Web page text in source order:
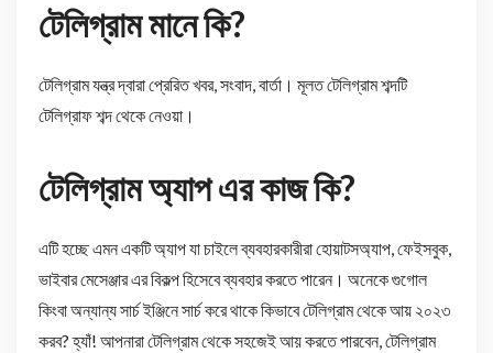
টেলিগ্রাম মানে কি?
টেলিগ্রাম যন্ত্র দ্বারা প্রেরিত খবর, সংবাদ, বার্তা। মূলত টেলিগ্রাম শব্দটি
টেলিগ্রাফ শব্দ থেকে নেওয়া।
টেলিগ্রাম অ্যাপ এর কাজ কি?
এটি হচ্ছে এমন একটি অ্যাপ যা চাইলে ব্যবহারকারীরা হোয়াটসঅ্যাপ, ফেইসবুক,
ভাইবার মেসেঞ্জার এর বিকল্প হিসেবে ব্যবহার করতে পারেন। অনেকে গুগোল
কিংবা অন্যান্য সার্চ ইঞ্জিনে সার্চ করে থাকে কিভাবে টেলিগ্রাম থেকে আয় ২০২৩
করব? হ্যাঁ! আপনারা টেলিগ্রাম থেকে সহজেই আয় করতে পারবেন, টেলিগ্রাম